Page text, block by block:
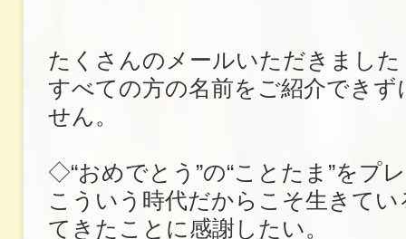
たくさんのメールいただきました
すべての方の名前をご紹介できず
せん。
◇“おめでとう”の“ことたま”をプ
こういう時代だからこそ生きて
てきたことに感謝したい。